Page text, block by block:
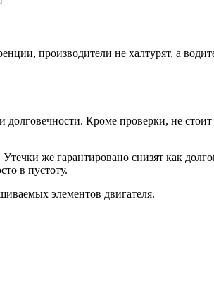
производители не халтурят, а
долговечности. Кроме проверки, не
же гарантировано снизят как
в пустоту.
элементов двигателя.